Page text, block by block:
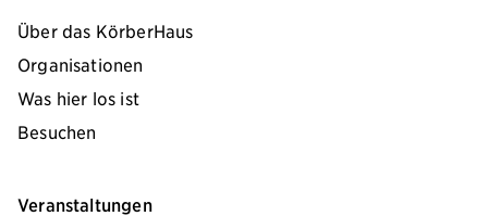
Über das KörberHaus
Organisationen
Was hier los ist
Besuchen
Veranstaltungen